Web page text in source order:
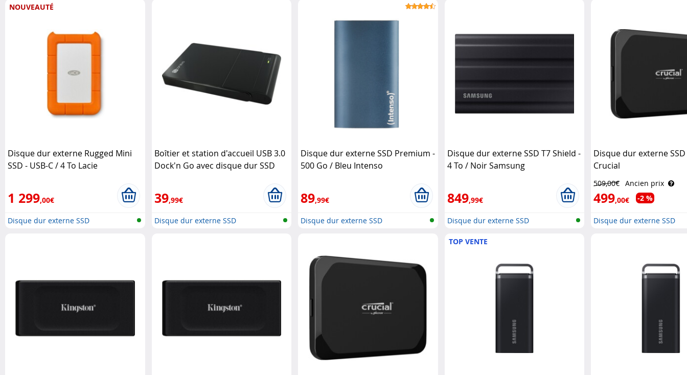
NOUVEAUTÉ
Disque dur externe Rugged Mini
SSD - USB-C / 4 To Lacie
1 299,00€
Disque dur externe SSD
Boîtier et station d'accueil USB 3.0
Dock'n Go avec disque dur SSD
39,99€
Disque dur externe SSD
Disque dur externe SSD Premium -
500 Go / Bleu Intenso
89,99€
Disque dur externe SSD
Disque dur externe SSD T7 Shield -
4 To / Noir Samsung
849,99€
Disque dur externe SSD
Disque dur externe SSD
Crucial
509,00€ Ancien prix
499,00€ -2 %
Disque dur externe SSD
TOP VENTE